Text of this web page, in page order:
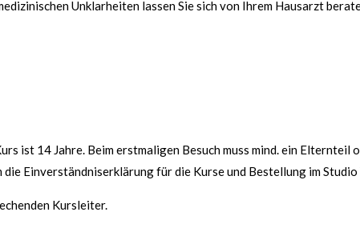
Unklarheiten lassen Sie sich von Ihrem Hausarzt
ist 14 Jahre. Beim erstmaligen Besuch muss mind. ein
Einverständniserklärung für die Kurse und Bestellung im
Kursleiter.